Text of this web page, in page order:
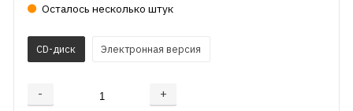
Осталось несколько штук
CD-диск Электронная версия
- +
Добавляется...
Добавлен